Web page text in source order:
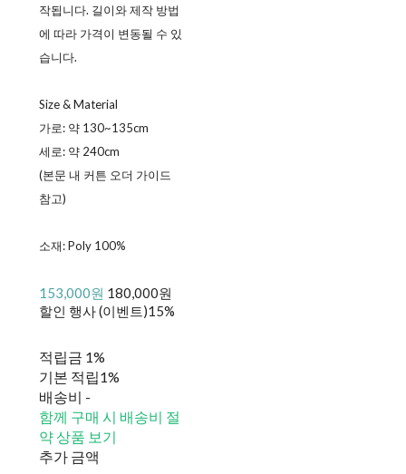
작됩니다. 길이와 제작 방법
에 따라 가격이 변동될 수 있
습니다.
Size & Material
가로: 약 130~135cm
세로: 약 240cm
(본문 내 커튼 오더 가이드
참고)
소재: Poly 100%
153,000원 180,000원
할인 행사 (이벤트)15%
적립금 1%
기본 적립1%
배송비 -
함께 구매 시 배송비 절
약 상품 보기
추가 금액